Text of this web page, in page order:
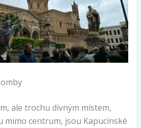
ale trochu divným místem,
mimo centrum, jsou Kapucínské